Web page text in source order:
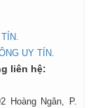
UY TÍN.
liên hệ:
Hoàng Ngân, P.